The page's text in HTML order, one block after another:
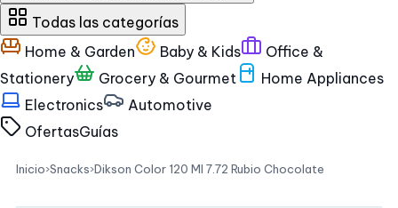
Todas las categorías
Home & Garden
Baby & Kids
Office &
Stationery
Grocery & Gourmet
Home Appliances
Electronics
Automotive
OfertasGuías
Inicio›Snacks›Dikson Color 120 Ml 7.72 Rubio Chocolate